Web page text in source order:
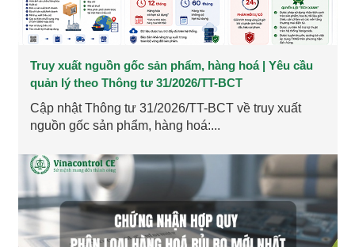
Truy xuất nguồn gốc sản phẩm, hàng hoá | Yêu cầu
quản lý theo Thông tư 31/2026/TT-BCT
Cập nhật Thông tư 31/2026/TT-BCT về truy xuất
nguồn gốc sản phẩm, hàng hoá:...